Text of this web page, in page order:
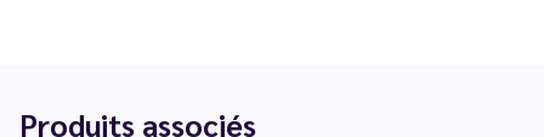
Produits associés